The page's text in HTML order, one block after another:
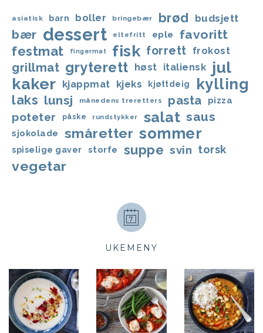
asiatisk barn boller bringebær brød budsjett
bær dessert eltefritt eple favoritt
festmat fingermat fisk forrett frokost
grillmat gryterett høst italiensk
jul
kaker kjappmat kjeks kjøttdeig kylling
laks lunsj månedens treretters pasta pizza
poteter påske rundstykker salat saus
sjokolade småretter sommer
spiselige gaver storfe suppe svin torsk
vegetar
UKEMENY